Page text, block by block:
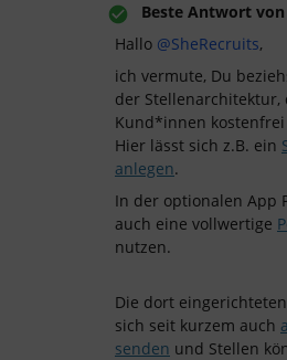
Beste Antwort von
Hallo ​ @SheRecruits,
ich vermute, Du
der Stellenarchitektur,
Kund*innen
Hier lässt sich z.B. ein
anlegen.
In der optionalen App
auch eine vollwertige
nutzen.
Die dort
sich seit kurzem auch
senden und Stellen